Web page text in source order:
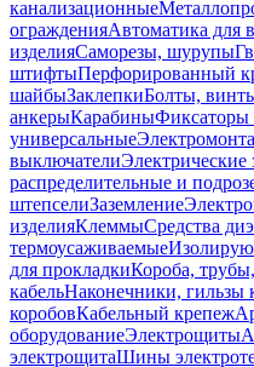
канализационные
огражденияАвтоматика для
изделияСаморезы, шурупы
штифтыПерфорированный
шайбыЗаклепкиБолты,
анкерыКарабиныФиксаторы
универсальные
выключателиЭлектрические
распределительные и
штепселиЗаземление
изделияКлеммыСредства
термоусаживаемые
для прокладкиКороба,
кабельНаконечники, гильзы
коробовКабельный крепеж
оборудованиеЭлектрощиты
электрощитаШины